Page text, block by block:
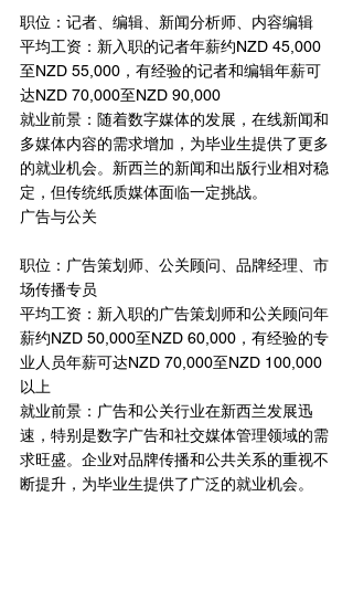
职位：记者、编辑、新闻分析师、内容编辑
平均工资：新入职的记者年薪约NZD 45,000
至NZD 55,000，有经验的记者和编辑年薪可
达NZD 70,000至NZD 90,000
就业前景：随着数字媒体的发展，在线新闻和
多媒体内容的需求增加，为毕业生提供了更多
的就业机会。新西兰的新闻和出版行业相对稳
定，但传统纸质媒体面临一定挑战。
广告与公关
职位：广告策划师、公关顾问、品牌经理、市
场传播专员
平均工资：新入职的广告策划师和公关顾问年
薪约NZD 50,000至NZD 60,000，有经验的专
业人员年薪可达NZD 70,000至NZD 100,000
以上
就业前景：广告和公关行业在新西兰发展迅
速，特别是数字广告和社交媒体管理领域的需
求旺盛。企业对品牌传播和公共关系的重视不
断提升，为毕业生提供了广泛的就业机会。